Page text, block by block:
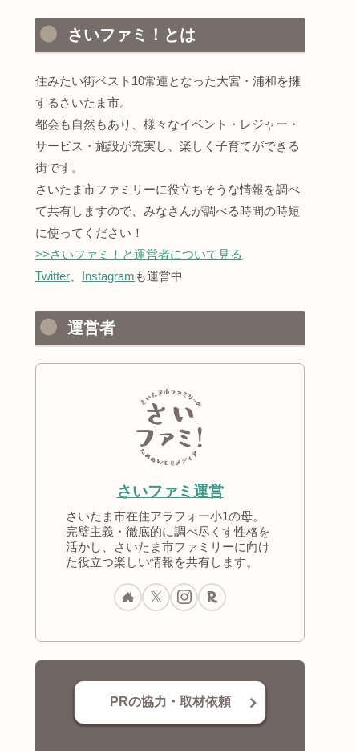
さいファミ！とは
住みたい街ベスト10常連となった大宮・浦和を擁
するさいたま市。
都会も自然もあり、様々なイベント・レジャー・
サービス・施設が充実し、楽しく子育てができる
街です。
さいたま市ファミリーに役立ちそうな情報を調べ
て共有しますので、みなさんが調べる時間の時短
に使ってください！
>>さいファミ！と運営者について見る
Twitter
Instagram も運営中
運営者
さいファミ運営
さいたま市在住アラフォー小1の母。
完璧主義・徹底的に調べ尽くす性格を
活かし、さいたま市ファミリーに向け
た役立つ楽しい情報を共有します。
PRの協力・取材依頼